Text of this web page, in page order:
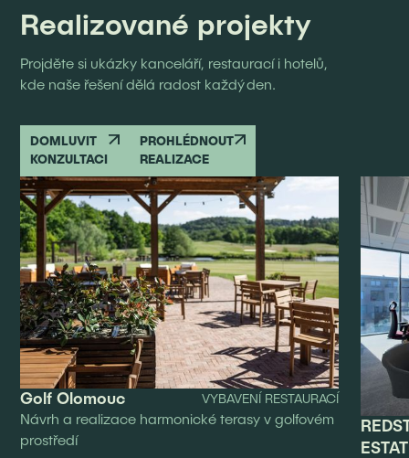
Realizované projekty
Projděte si ukázky kanceláří, restaurací i hotelů,
kde naše řešení dělá radost každý den.
DOMLUVIT
KONZULTACI
PROHLÉDNOUT
REALIZACE
Golf Olomouc VYBAVENÍ RESTAURACÍ
Návrh a realizace harmonické terasy v golfovém
prostředí